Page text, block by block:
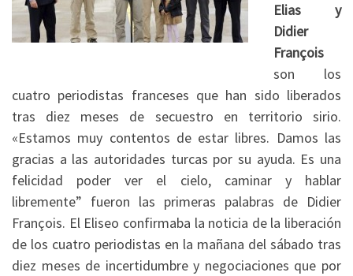
Elias y
Didier
François
son los
cuatro periodistas franceses que han sido liberados
tras diez meses de secuestro en territorio sirio.
«Estamos muy contentos de estar libres. Damos las
gracias a las autoridades turcas por su ayuda. Es una
felicidad poder ver el cielo, caminar y hablar
libremente” fueron las primeras palabras de Didier
François. El Eliseo confirmaba la noticia de la liberación
de los cuatro periodistas en la mañana del sábado tras
diez meses de incertidumbre y negociaciones que por